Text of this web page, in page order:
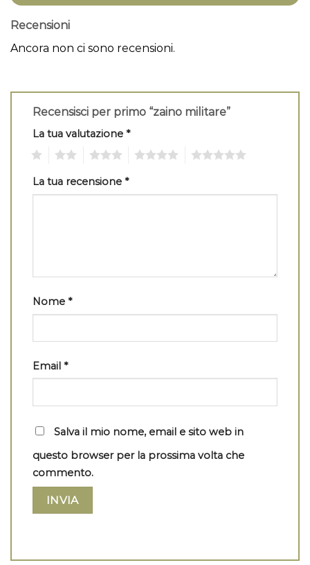
Recensioni
Ancora non ci sono recensioni.
Recensisci per primo “zaino militare”
La tua valutazione *
La tua recensione *
Nome *
Email *
Salva il mio nome, email e sito web in
questo browser per la prossima volta che
commento.